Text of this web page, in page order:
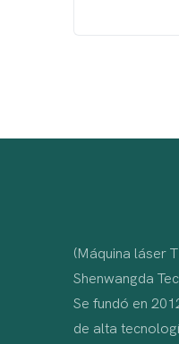
(Máquina láser
Shenwangda
Se fundó en
de alta